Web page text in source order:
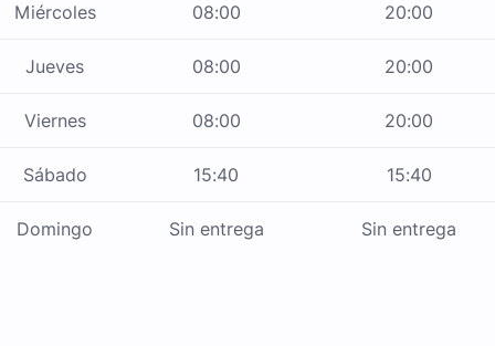
Miércoles 08:00 20:00
Jueves 08:00 20:00
Viernes 08:00 20:00
Sábado 15:40 15:40
Domingo Sin entrega Sin entrega